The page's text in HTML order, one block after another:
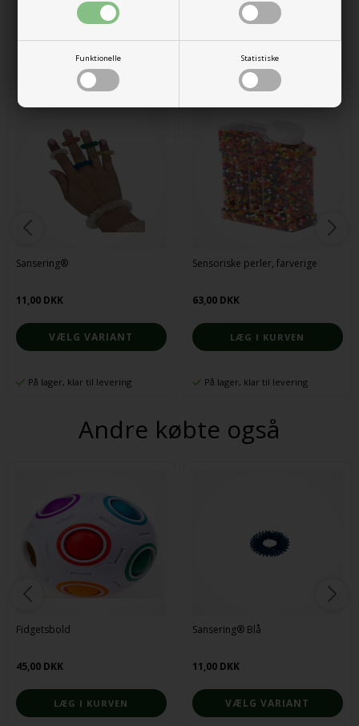
Funktionelle Statistiske
Alternative produkter
Sansering®
11,00 DKK
VÆLG VARIANT
På lager, klar til levering
Sensoriske perler, farverige
63,00 DKK
På lager, klar til levering
Andre købte også
Fidgetsbold
45,00 DKK
Sansering® Blå
11,00 DKK
VÆLG VARIANT